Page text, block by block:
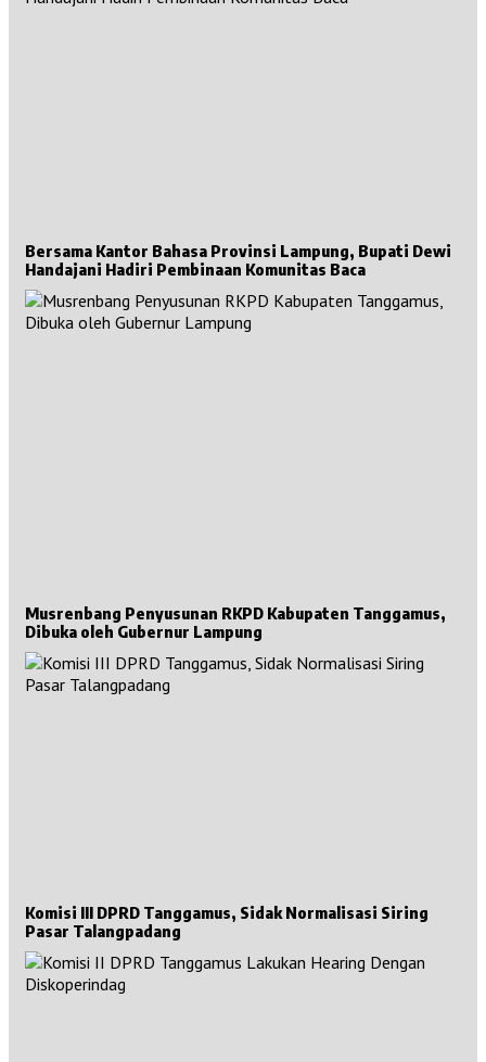
Bersama Kantor Bahasa Provinsi Lampung, Bupati Dewi
Handajani Hadiri Pembinaan Komunitas Baca
Musrenbang Penyusunan RKPD Kabupaten Tanggamus,
Dibuka oleh Gubernur Lampung
Komisi III DPRD Tanggamus, Sidak Normalisasi Siring
Pasar Talangpadang